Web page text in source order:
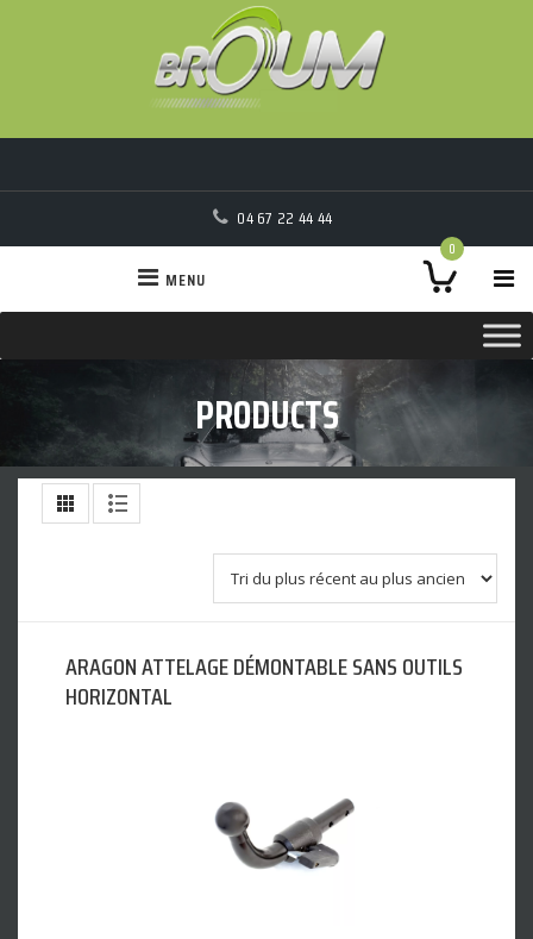
04 67 22 44 44
0
MENU
PRODUCTS
ARAGON ATTELAGE DÉMONTABLE SANS OUTILS
HORIZONTAL